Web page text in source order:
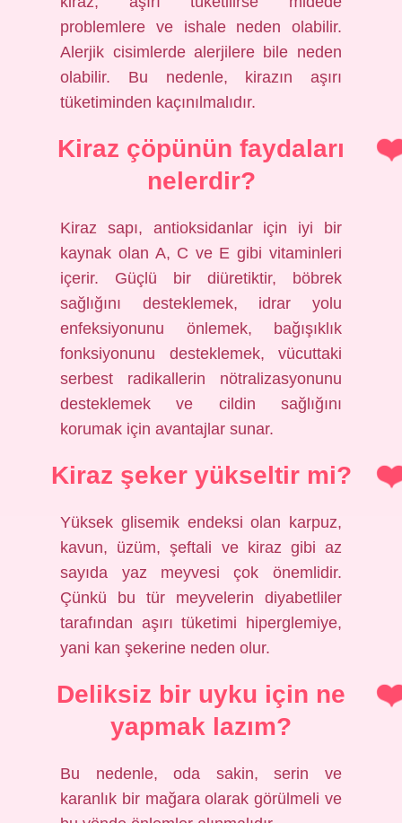
problemlere ve ishale neden olabilir.
Alerjik cisimlerde alerjilere bile neden
olabilir. Bu nedenle, kirazın aşırı
tüketiminden kaçınılmalıdır.
Kiraz çöpünün faydaları
nelerdir?
Kiraz sapı, antioksidanlar için iyi bir
kaynak olan A, C ve E gibi vitaminleri
içerir. Güçlü bir diüretiktir, böbrek
sağlığını desteklemek, idrar yolu
enfeksiyonunu önlemek, bağışıklık
fonksiyonunu desteklemek, vücuttaki
serbest radikallerin nötralizasyonunu
desteklemek ve cildin sağlığını
korumak için avantajlar sunar.
Kiraz şeker yükseltir mi?
Yüksek glisemik endeksi olan karpuz,
kavun, üzüm, şeftali ve kiraz gibi az
sayıda yaz meyvesi çok önemlidir.
Çünkü bu tür meyvelerin diyabetliler
tarafından aşırı tüketimi hiperglemiye,
yani kan şekerine neden olur.
Deliksiz bir uyku için ne
yapmak lazım?
Bu nedenle, oda sakin, serin ve
karanlık bir mağara olarak görülmeli ve